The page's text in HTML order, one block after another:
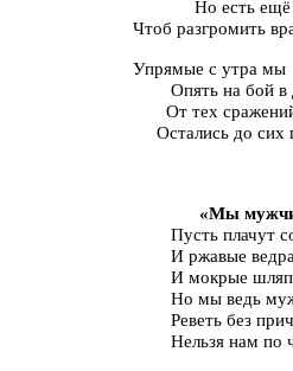
Но есть ещё
с утра мы
Опять на бой в
От тех сражений
до сих
(В.
«Мы
Пусть плачут
И ржавые ведра
И мокрые шляпы,
Но мы ведь
Реветь без
Нельзя нам по чину